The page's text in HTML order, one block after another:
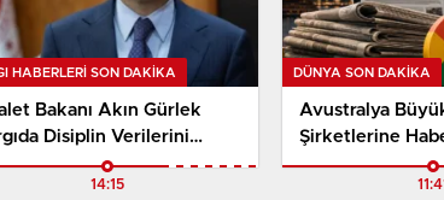
HABERLERI SON DAKİKA
Bakanı Akın Gürlek
Disiplin Verilerini
84 Hâkim ve Savcı
Çıkarıldı
14:15
DÜNYA SON DAKİKA
Avustralya
Şirketlerine
Fazla Ödeme